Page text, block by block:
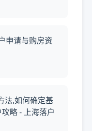
申请与购房资
法,如何确定基
略 - 上海落户